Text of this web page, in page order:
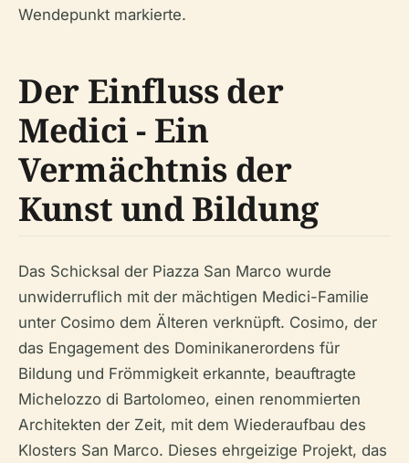
Wendepunkt markierte.
Der Einfluss der
Medici - Ein
Vermächtnis der
Kunst und Bildung
Das Schicksal der Piazza San Marco wurde
unwiderruflich mit der mächtigen Medici-Familie
unter Cosimo dem Älteren verknüpft. Cosimo, der
das Engagement des Dominikanerordens für
Bildung und Frömmigkeit erkannte, beauftragte
Michelozzo di Bartolomeo, einen renommierten
Architekten der Zeit, mit dem Wiederaufbau des
Klosters San Marco. Dieses ehrgeizige Projekt, das